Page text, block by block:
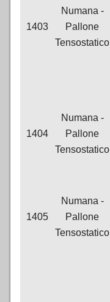
1403
Numana -
Pallone
Tensostatico
1404
Numana -
Pallone
Tensostatico
1405
Numana -
Pallone
Tensostatico